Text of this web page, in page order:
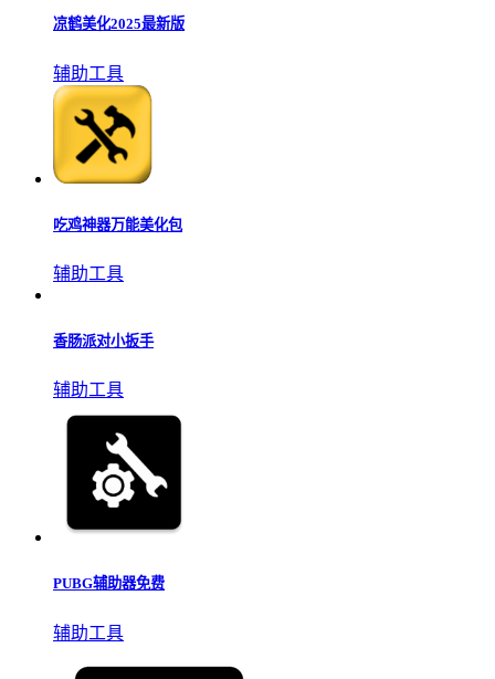
凉鹤美化2025最新版
辅助工具
吃鸡神器万能美化包
辅助工具
香肠派对小扳手
辅助工具
PUBG辅助器免费
辅助工具